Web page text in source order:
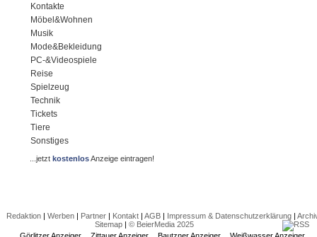
Kontakte
Möbel&Wohnen
Musik
Mode&Bekleidung
PC-&Videospiele
Reise
Spielzeug
Technik
Tickets
Tiere
Sonstiges
...jetztkostenlosAnzeige eintragen!
Redaktion| Werben| Partner| Kontakt| AGB| Impressum & Datenschutzerklärung|
Sitemap| © BeierMedia 2025